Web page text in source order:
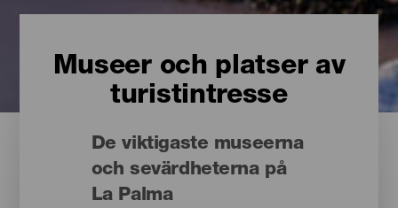
Museer och platser av
turistintresse
De viktigaste museerna
och sevärdheterna på
La Palma